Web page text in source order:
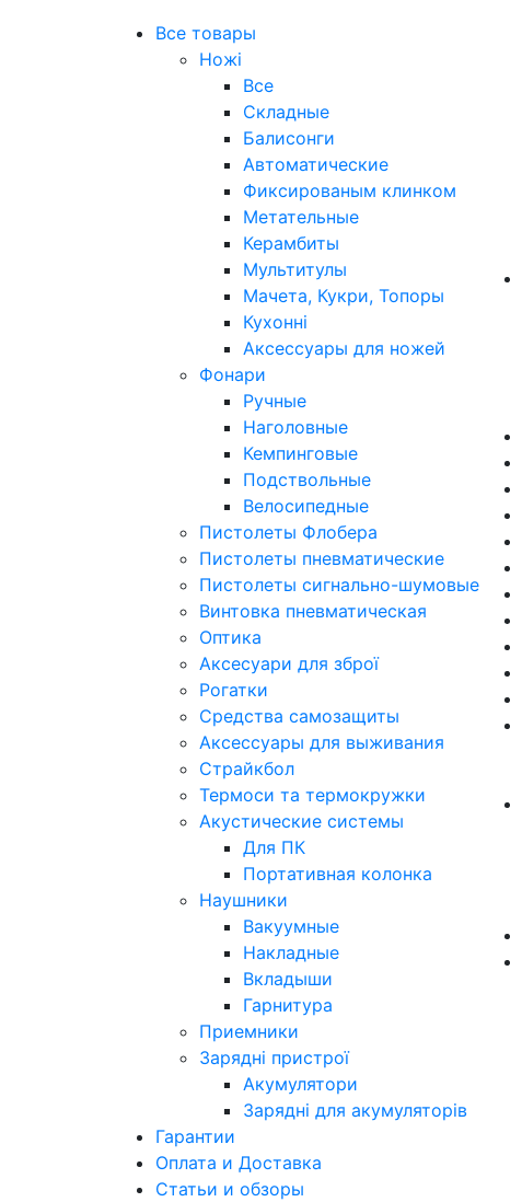
Все товары
Ножі
Все
Складные
Балисонги
Автоматические
Фиксированым клинком
Метательные
Керамбиты
Мультитулы
Мачета, Кукри, Топоры
Кухонні
Аксессуары для ножей
Фонари
Ручные
Наголовные
Кемпинговые
Подствольные
Велосипедные
Пистолеты Флобера
Пистолеты пневматические
Пистолеты сигнально-шумовые
Винтовка пневматическая
Оптика
Аксесуари для зброї
Рогатки
Средства самозащиты
Аксессуары для выживания
Страйкбол
Термоси та термокружки
Акустические системы
Для ПК
Портативная колонка
Наушники
Вакуумные
Накладные
Вкладыши
Гарнитура
Приемники
Зарядні пристрої
Акумулятори
Зарядні для акумуляторів
Гарантии
Оплата и Доставка
Статьи и обзоры